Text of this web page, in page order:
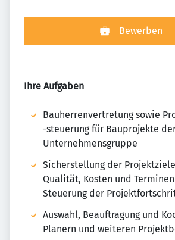
Bewerben
Ihre Aufgaben
Bauherrenvertretung sowie
-steuerung für Bauprojekte
Unternehmensgruppe
Sicherstellung der
Qualität, Kosten und
Steuerung der
Auswahl, Beauftragung und
Planern und weiteren